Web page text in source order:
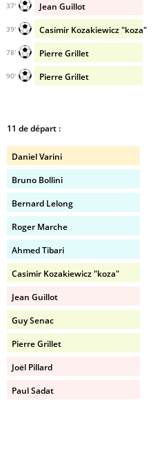
Jean Guillot
37'
Casimir Kozakiewicz "koza"
39'
Pierre Grillet
78'
Pierre Grillet
90'
11 de départ :
Daniel Varini
Bruno Bollini
Bernard Lelong
Roger Marche
Ahmed Tibari
Casimir Kozakiewicz "koza"
Jean Guillot
Guy Senac
Pierre Grillet
Joël Pillard
Paul Sadat